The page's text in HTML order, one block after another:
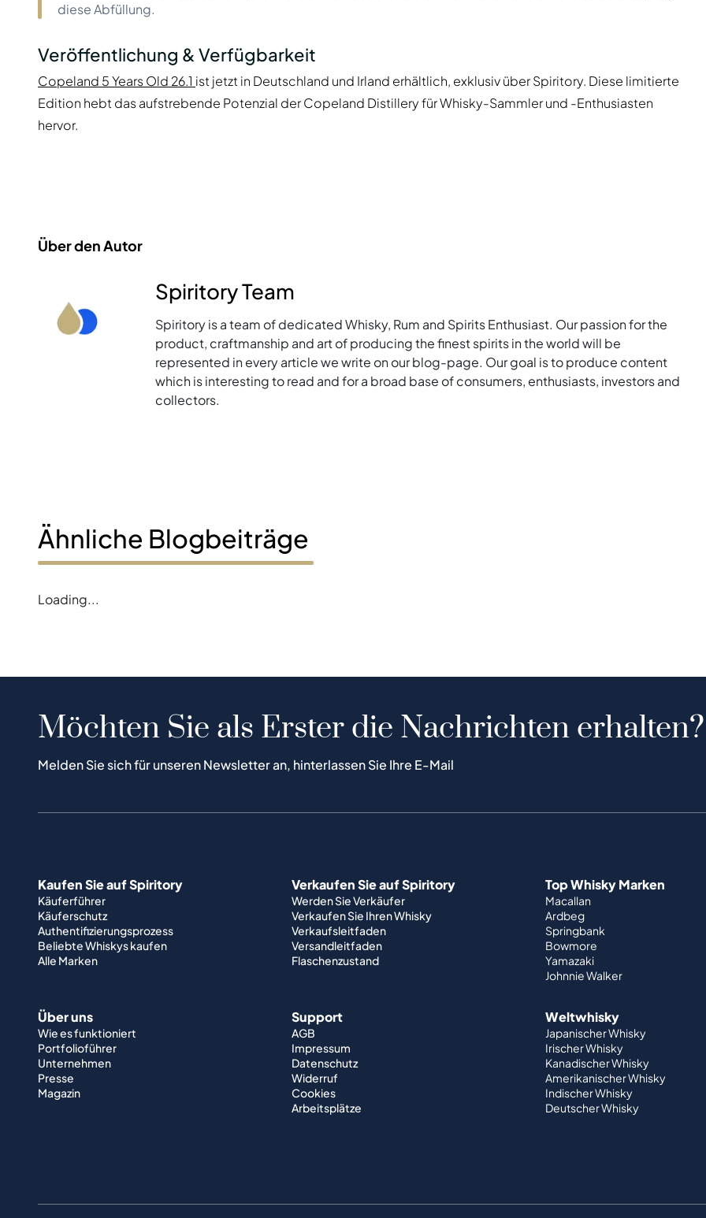
diese Abfüllung.
Veröffentlichung & Verfügbarkeit
Copeland 5 Years Old 26.1 ist jetzt in Deutschland und Irland erhältlich, exklusiv über Spiritory. Diese limitierte
Edition hebt das aufstrebende Potenzial der Copeland Distillery für Whisky-Sammler und -Enthusiasten
hervor.
Über den Autor
Spiritory Team
Spiritory is a team of dedicated Whisky, Rum and Spirits Enthusiast. Our passion for the
product, craftmanship and art of producing the finest spirits in the world will be
represented in every article we write on our blog-page. Our goal is to produce content
which is interesting to read and for a broad base of consumers, enthusiasts, investors and
collectors.
Ähnliche Blogbeiträge
Loading...
Möchten Sie als Erster die Nachrichten erhalten?
Melden Sie sich für unseren Newsletter an, hinterlassen Sie Ihre E-Mail
Kaufen Sie auf Spiritory
Käuferführer
Käuferschutz
Authentifizierungsprozess
Beliebte Whiskys kaufen
Alle Marken
Verkaufen Sie auf Spiritory
Werden Sie Verkäufer
Verkaufen Sie Ihren Whisky
Verkaufsleitfaden
Versandleitfaden
Flaschenzustand
Top Whisky Marken
Macallan
Ardbeg
Springbank
Bowmore
Yamazaki
Johnnie Walker
Über uns
Wie es funktioniert
Portfolioführer
Unternehmen
Presse
Magazin
Support
AGB
Impressum
Datenschutz
Widerruf
Cookies
Arbeitsplätze
Weltwhisky
Japanischer Whisky
Irischer Whisky
Kanadischer Whisky
Amerikanischer Whisky
Indischer Whisky
Deutscher Whisky